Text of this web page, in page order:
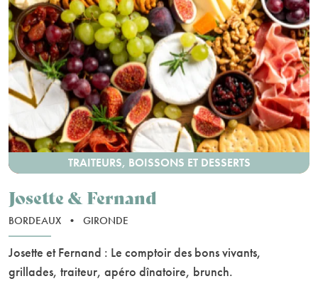
TRAITEURS, BOISSONS ET DESSERTS
Josette & Fernand
BORDEAUX • GIRONDE
Josette et Fernand : Le comptoir des bons vivants,
grillades, traiteur, apéro dînatoire, brunch.